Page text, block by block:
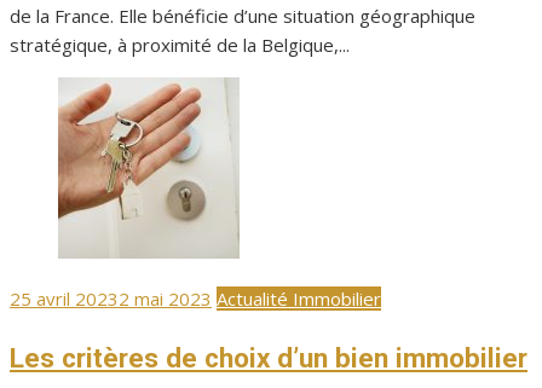
de la France. Elle bénéficie d’une situation géographique
stratégique, à proximité de la Belgique,...
Publié
25 avril 20232 mai 2023 Actualité Immobilier
Les critères de choix d’un bien immobilier